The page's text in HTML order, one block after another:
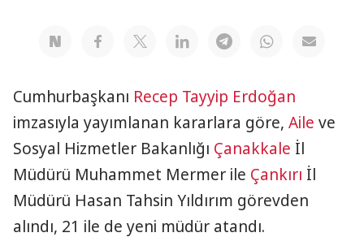
Cumhurbaşkanı Recep Tayyip Erdoğan
imzasıyla yayımlanan kararlara göre, Aile ve
Sosyal Hizmetler Bakanlığı Çanakkale İl
Müdürü Muhammet Mermer ile Çankırı İl
Müdürü Hasan Tahsin Yıldırım görevden
alındı, 21 ile de yeni müdür atandı.